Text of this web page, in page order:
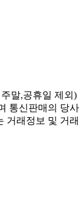
주말,공휴일 제외)
통신판매의 당사
거래정보 및 거래